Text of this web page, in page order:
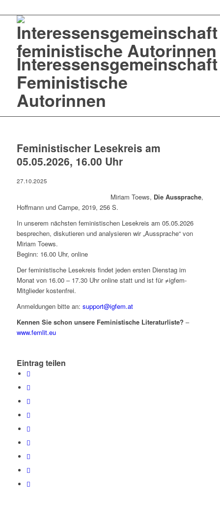
Interessensgemeinschaft
Feministische
Autorinnen
Feministischer Lesekreis am
05.05.2026, 16.00 Uhr
27.10.2025
Miriam Toews, Die Aussprache,
Hoffmann und Campe, 2019, 256 S.
In unserem nächsten feministischen Lesekreis am 05.05.2026
besprechen, diskutieren und analysieren wir „Aussprache“ von
Miriam Toews.
Beginn: 16.00 Uhr, online
Der feministische Lesekreis findet jeden ersten Dienstag im
Monat von 16.00 – 17.30 Uhr online statt und ist für ≠igfem-
Mitglieder kostenfrei.
Anmeldungen bitte an: support@igfem.at
Kennen Sie schon unsere Feministische Literaturliste? –
www.femlit.eu
Eintrag teilen